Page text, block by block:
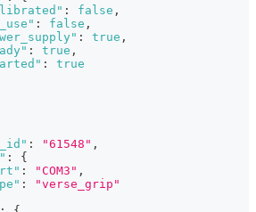
: false ,
: false ,
: true ,
: true ,
:
true
: "61548" ,
:
{
: "COM3" ,
:
"verse_grip"